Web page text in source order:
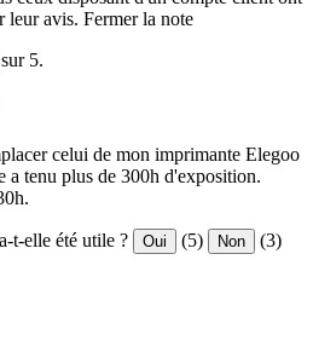
leur avis. Fermer la note
5.
celui de mon imprimante Elegoo
a tenu plus de 300h d'exposition.
t-elle été utile ? Oui (5) Non (3)